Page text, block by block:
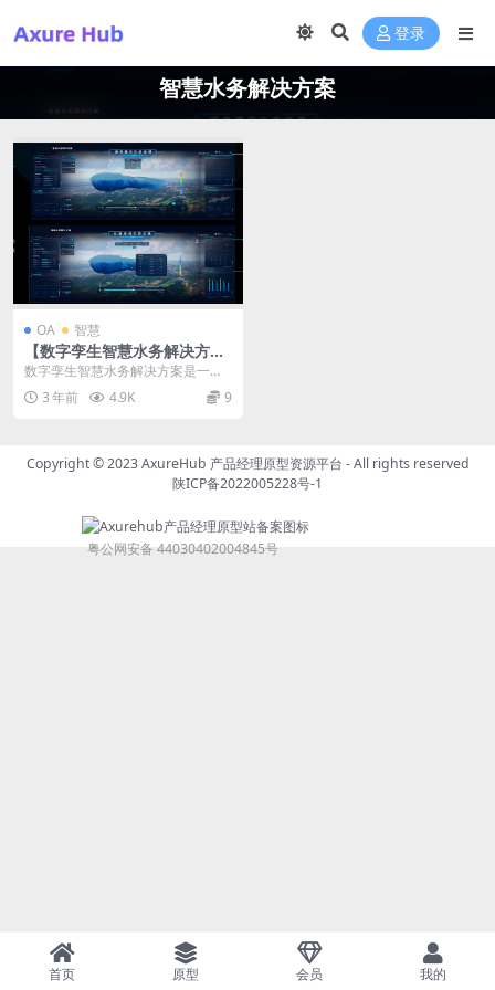
登录
智慧水务解决方案
OA 智慧
【数字孪生智慧水务解决方
案】方案PPT下载
数字孪生智慧水务解决方案是一种
基于数字孪生技术和物联网技术的
水务管理系统。该方案...
3 年前 4.9K 9
Copyright © 2023AxureHub 产品经理原型资源平台 - All rights reserved
陕ICP备2022005228号-1
粤公网安备 44030402004845号
首页 原型 会员 我的